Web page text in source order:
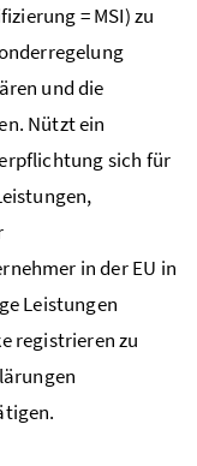
= MSI) zu
und die
Nützt ein
sich für
in derEU in
Leistungen
registrieren zu